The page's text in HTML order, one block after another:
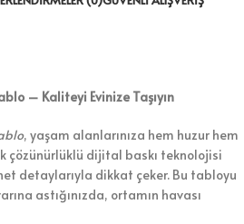
– Kaliteyi Evinize Taşıyın
, yaşam alanlarınıza hem huzur hem
çözünürlüklü dijital baskı teknolojisi
detaylarıyla dikkat çeker. Bu tabloyu
astığınızda, ortamın havası